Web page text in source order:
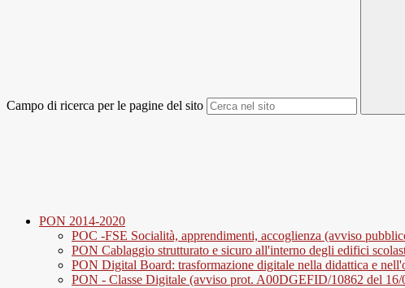
Campo di ricerca per le pagine del sito
PON 2014-2020
POC -FSE Socialità, apprendimenti, accoglienza (avviso
PON Cablaggio strutturato e sicuro all'interno degli edifici
PON Digital Board: trasformazione digitale nella didattica e
PON - Classe Digitale (avviso prot. A00DGEFID/10862 del 16/